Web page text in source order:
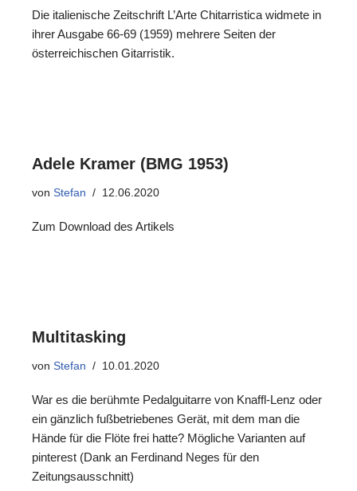
Die italienische Zeitschrift L’Arte Chitarristica widmete in
ihrer Ausgabe 66-69 (1959) mehrere Seiten der
österreichischen Gitarristik.
Adele Kramer (BMG 1953)
von Stefan 12.06.2020
Zum Download des Artikels
Multitasking
von Stefan 10.01.2020
War es die berühmte Pedalguitarre von Knaffl-Lenz oder
ein gänzlich fußbetriebenes Gerät, mit dem man die
Hände für die Flöte frei hatte? Mögliche Varianten auf
pinterest (Dank an Ferdinand Neges für den
Zeitungsausschnitt)